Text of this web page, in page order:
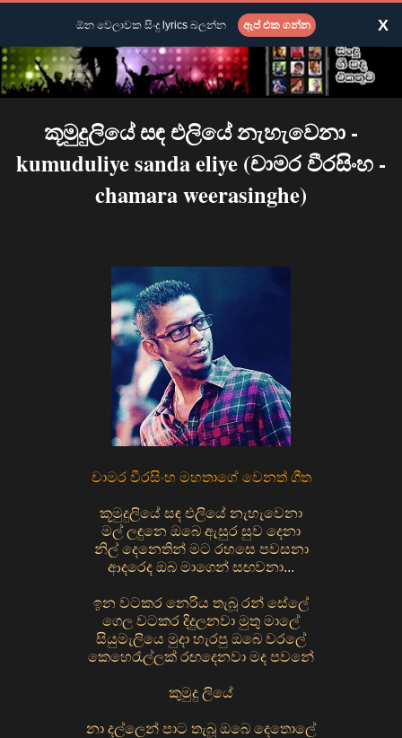
කූමුදුලියේ සඳ එලියේ නැහැවෙනා -
kumuduliye sanda eliye (චාමර වීරසිංහ -
chamara weerasinghe)
චාමර වීරසිංහ මහතාගේ වෙනත් ගීත
කූමුදුලියේ සඳ එලියේ නැහැවෙනා
මල් ලඳුනෙ ඔබෙ ඇසුර සුව දෙනා
නිල් දෙනෙතින් මට රහසෙ පවසනා
ආදරෙද ඔබ මාගෙන් සඟවනා...
ඉන වටකර නෙරිය තැබූ රන් සේලේ
ගෙල වටකර දිදුලනවා මුතු මාලේ
සියුමැලියෙ මුදා හැරපු ඔබෙ වරලේ
කෙහෙරැල්ලක් රඟදෙනවා මද පවනේ
කුමුදු ලියේ
නා දල්ලෙන් පාට තැබූ ඔබෙ දෙතොලේ
ඕන වෙලාවක සිංදු lyrics බලන්න ඇප් එක ගන්න X